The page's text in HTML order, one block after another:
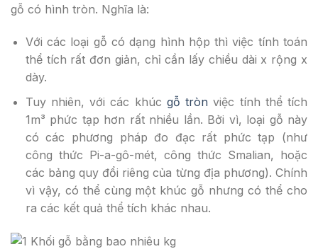
gỗ có hình tròn. Nghĩa là:
Với các loại gỗ có dạng hình hộp thì việc tính toán
thể tích rất đơn giản, chỉ cần lấy chiều dài x rộng x
dày.
Tuy nhiên, với các khúc gỗ tròn việc tính thể tích
1m³ phức tạp hơn rất nhiều lần. Bởi vì, loại gỗ này
có các phương pháp đo đạc rất phức tạp (như
công thức Pi-a-gô-mét, công thức Smalian, hoặc
các bảng quy đổi riêng của từng địa phương). Chính
vì vậy, có thể cùng một khúc gỗ nhưng có thể cho
ra các kết quả thể tích khác nhau.